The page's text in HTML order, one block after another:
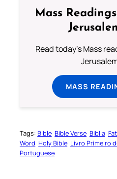
Mass
Read today's Mass
MASS
Tags: Bible Bible Verse Biblia
Word Holy Bible Livro Primeiro
Portuguese